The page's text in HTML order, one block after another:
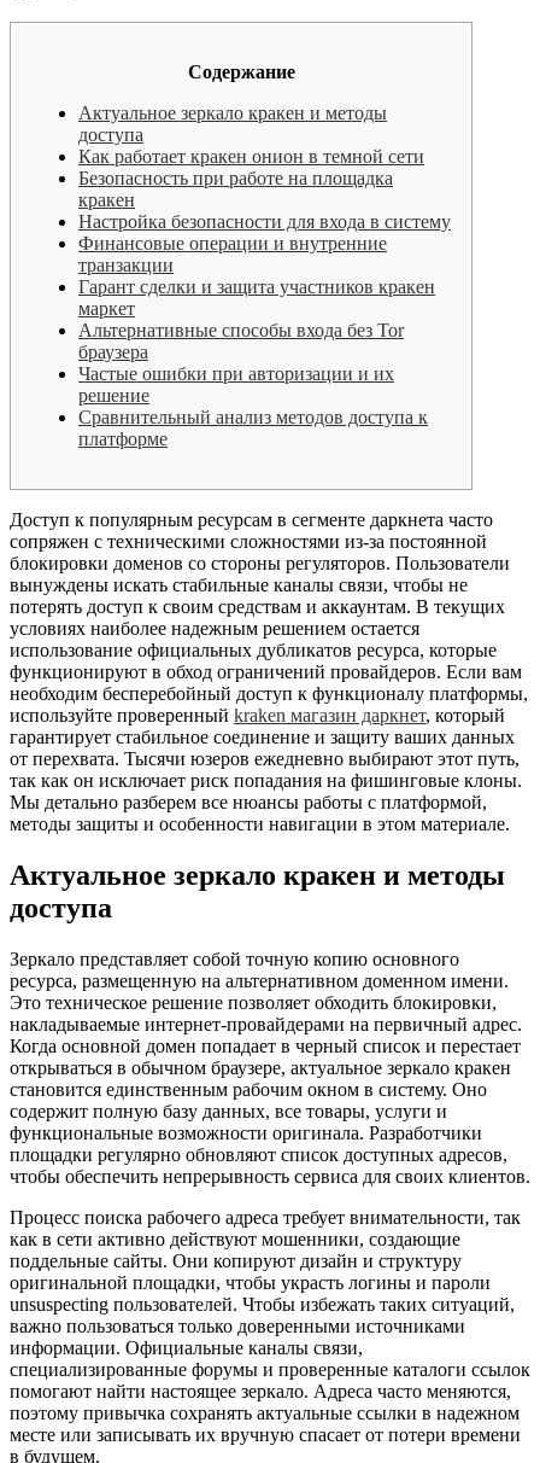
Содержание
Актуальное зеркало кракен и методы
доступа
Как работает кракен онион в темной сети
Безопасность при работе на площадка
кракен
Настройка безопасности для входа в систему
Финансовые операции и внутренние
транзакции
Гарант сделки и защита участников кракен
маркет
Альтернативные способы входа без Tor
браузера
Частые ошибки при авторизации и их
решение
Сравнительный анализ методов доступа к
платформе
Доступ к популярным ресурсам в сегменте даркнета часто
сопряжен с техническими сложностями из-за постоянной
блокировки доменов со стороны регуляторов. Пользователи
вынуждены искать стабильные каналы связи, чтобы не
потерять доступ к своим средствам и аккаунтам. В текущих
условиях наиболее надежным решением остается
использование официальных дубликатов ресурса, которые
функционируют в обход ограничений провайдеров. Если вам
необходим бесперебойный доступ к функционалу платформы,
используйте проверенный kraken магазин даркнет, который
гарантирует стабильное соединение и защиту ваших данных
от перехвата. Тысячи юзеров ежедневно выбирают этот путь,
так как он исключает риск попадания на фишинговые клоны.
Мы детально разберем все нюансы работы с платформой,
методы защиты и особенности навигации в этом материале.
Актуальное зеркало кракен и методы
доступа
Зеркало представляет собой точную копию основного
ресурса, размещенную на альтернативном доменном имени.
Это техническое решение позволяет обходить блокировки,
накладываемые интернет-провайдерами на первичный адрес.
Когда основной домен попадает в черный список и перестает
открываться в обычном браузере, актуальное зеркало кракен
становится единственным рабочим окном в систему. Оно
содержит полную базу данных, все товары, услуги и
функциональные возможности оригинала. Разработчики
площадки регулярно обновляют список доступных адресов,
чтобы обеспечить непрерывность сервиса для своих клиентов.
Процесс поиска рабочего адреса требует внимательности, так
как в сети активно действуют мошенники, создающие
поддельные сайты. Они копируют дизайн и структуру
оригинальной площадки, чтобы украсть логины и пароли
unsuspecting пользователей. Чтобы избежать таких ситуаций,
важно пользоваться только доверенными источниками
информации. Официальные каналы связи,
специализированные форумы и проверенные каталоги ссылок
помогают найти настоящее зеркало. Адреса часто меняются,
поэтому привычка сохранять актуальные ссылки в надежном
месте или записывать их вручную спасает от потери времени
в будущем.